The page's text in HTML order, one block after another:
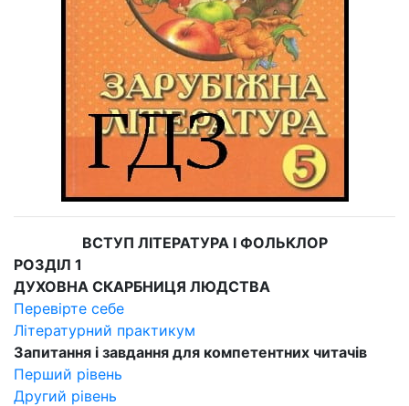
ВСТУП ЛІТЕРАТУРА І ФОЛЬКЛОР
РОЗДІЛ 1
ДУХОВНА СКАРБНИЦЯ ЛЮДСТВА
Перевірте себе
Літературний практикум
Запитання і завдання для компетентних читачів
Перший рівень
Другий рівень